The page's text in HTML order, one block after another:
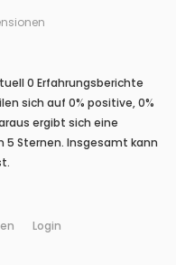
0 Erfahrungsberichte
sich auf 0% positive, 0%
ergibt sich eine
Sternen. Insgesamt kann
Login